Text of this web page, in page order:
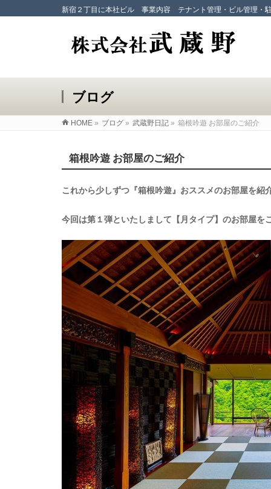
新宿２丁目に本社ビル 事業内容 テナント管理・ビル管理・
ブログ
HOME » ブログ » 武蔵野日記 » 箱根吟遊 お部屋のご紹介
箱根吟遊 お部屋のご紹介
これから少しずつ『箱根吟遊』おススメのお部屋を紹
今回は第１弾といたしまして【月タイプ】のお部屋を